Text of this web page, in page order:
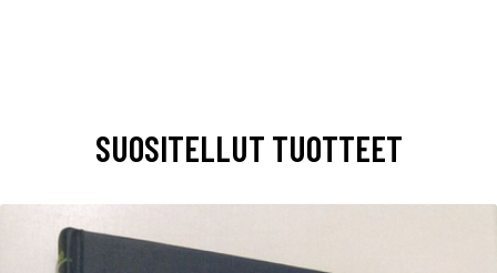
SUOSITELLUT TUOTTEET